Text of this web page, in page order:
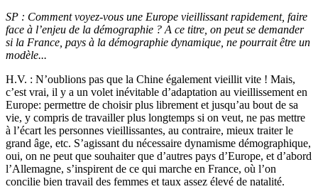
SP : Comment voyez-vous une Europe vieillissant rapidement, faire
face à l’enjeu de la démographie ? A ce titre, on peut se demander
si la France, pays à la démographie dynamique, ne pourrait être un
modèle...
H.V. : N’oublions pas que la Chine également vieillit vite ! Mais,
c’est vrai, il y a un volet inévitable d’adaptation au vieillissement en
Europe: permettre de choisir plus librement et jusqu’au bout de sa
vie, y compris de travailler plus longtemps si on veut, ne pas mettre
à l’écart les personnes vieillissantes, au contraire, mieux traiter le
grand âge, etc. S’agissant du nécessaire dynamisme démographique,
oui, on ne peut que souhaiter que d’autres pays d’Europe, et d’abord
l’Allemagne, s’inspirent de ce qui marche en France, où l’on
concilie bien travail des femmes et taux assez élevé de natalité.